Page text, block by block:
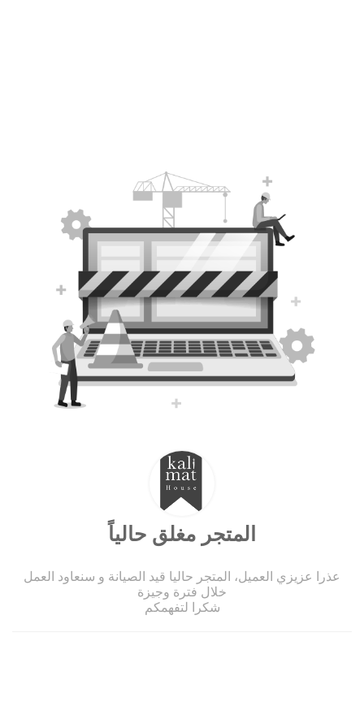
المتجر مغلق حالياً
عذرا عزيزي العميل، المتجر حاليا قيد الصيانة و سنعاود العمل
خلال فترة وجيزة
شكرا لتفهمكم